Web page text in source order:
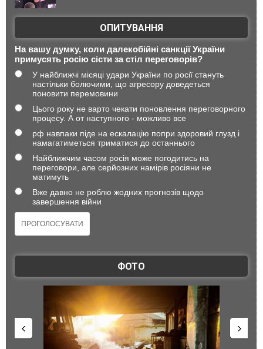
ОПИТУВАННЯ
На вашу думку, коли далекобійні санкції України
примусять росію сісти за стіл переговорів?
У найближчі місяці удари України по росії стануть
настільки болючими, що агресору доведеться
поновити перемовини
Цього року не варто чекати поновлення переговорного
процесу. А от наступного - можливо все
рф навпаки піде на ескалацію попри здоровий глузд і
намагатиметься триматися до останнього
Найближчим часом росія може погодитись на
переговори, але серйозних намірів росіяни не
матимуть
Вже давно не роблю жодних прогнозів щодо
завершення війни
ФОТО